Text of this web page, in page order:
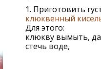
1. Приготовить
клюквенный
Для этого:
клюкву вымыть,
стечь воде,